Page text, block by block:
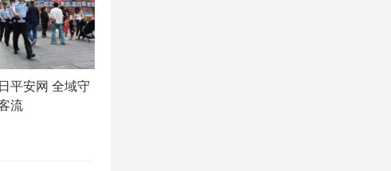
平安网 全域守
流